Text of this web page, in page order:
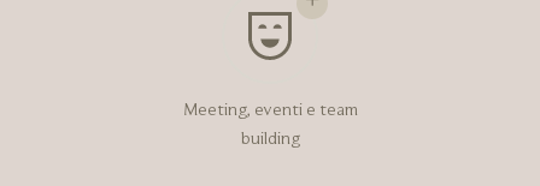
Meeting, eventi e team
building